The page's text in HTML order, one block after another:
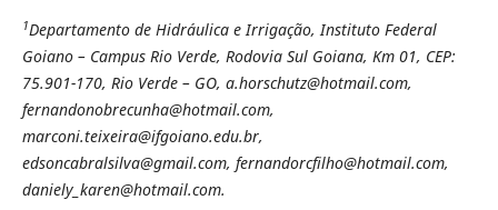
1Departamento de Hidráulica e Irrigação, Instituto Federal
Goiano – Campus Rio Verde, Rodovia Sul Goiana, Km 01, CEP:
75.901-170, Rio Verde – GO, a.horschutz@hotmail.com,
fernandonobrecunha@hotmail.com,
marconi.teixeira@ifgoiano.edu.br,
edsoncabralsilva@gmail.com, fernandorcfilho@hotmail.com,
daniely_karen@hotmail.com.